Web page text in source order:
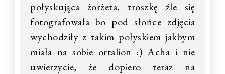
połyskująca żorżeta, troszkę źle się
fotografowała bo pod słońce zdjęcia
wychodziły z takim połyskiem jakbym
miała na sobie ortalion :) Acha i nie
uwierzycie, że dopiero teraz na